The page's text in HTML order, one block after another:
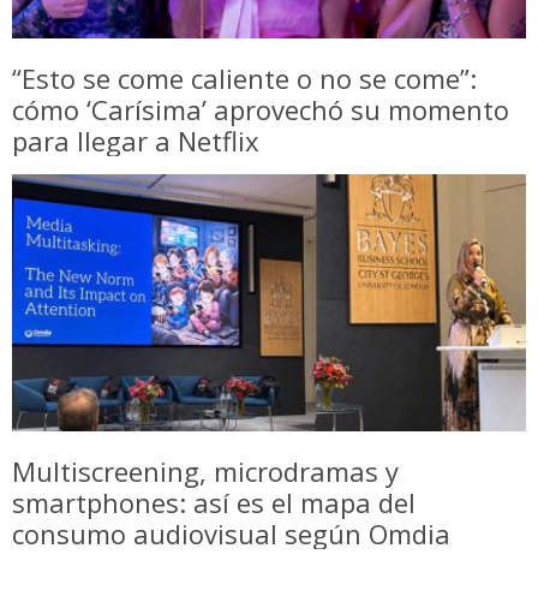
“Esto se come caliente o no se come”:
cómo ‘Carísima’ aprovechó su momento
para llegar a Netflix
Multiscreening, microdramas y
smartphones: así es el mapa del
consumo audiovisual según Omdia